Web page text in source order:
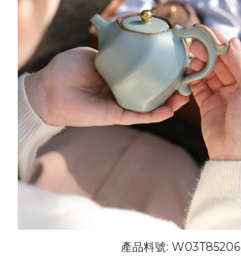
產品料號: W03T85206